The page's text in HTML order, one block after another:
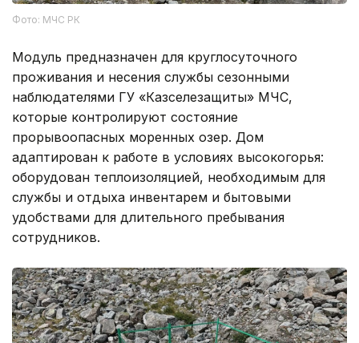
Фото: МЧС РК
Модуль предназначен для круглосуточного
проживания и несения службы сезонными
наблюдателями ГУ «Казселезащиты» МЧС,
которые контролируют состояние
прорывоопасных моренных озер. Дом
адаптирован к работе в условиях высокогорья:
оборудован теплоизоляцией, необходимым для
службы и отдыха инвентарем и бытовыми
удобствами для длительного пребывания
сотрудников.